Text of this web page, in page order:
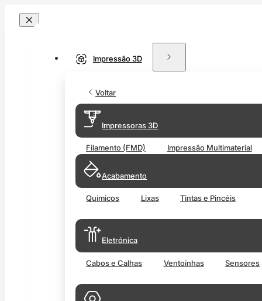
Impressão 3D
Voltar
Impressoras 3D
Filamento (FMD) Impressão Multimaterial
Acabamento
Químicos Lixas Tintas e Pincéis
Eletrónica
Cabos e Calhas Ventoinhas Sensores